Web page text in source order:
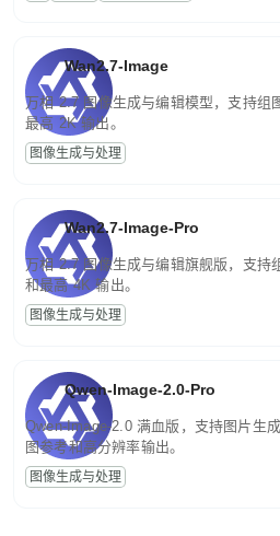
Wan2.7-Image
万相 2.7 图像生成与编辑模型，支持组
最高 2K 输出。
图像生成与处理
Wan2.7-Image-Pro
万相 2.7 图像生成与编辑旗舰版，支持
和最高 4K 输出。
图像生成与处理
Qwen-Image-2.0-Pro
Qwen-Image-2.0 满血版，支持图片生
图参考和高分辨率输出。
图像生成与处理